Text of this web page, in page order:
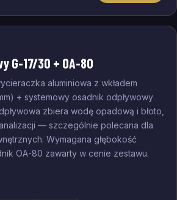
G-17/30 + OA-80
aluminiowa z wkładem
+ systemowy osadnik odpływowy
zbiera wodę opadową i błoto,
— szczególnie polecana dla
Wymagana głębokość
OA-80 zawarty w cenie zestawu.